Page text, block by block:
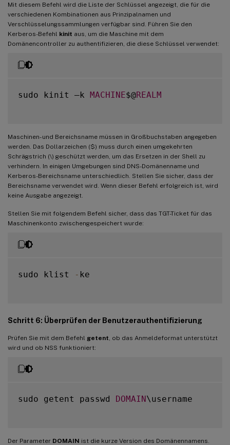
Mit diesem Befehl wird die Liste der Schlüssel angezeigt, die für die
verschiedenen Kombinationen aus Prinzipalnamen und
Verschlüsselungssammlungen verfügbar sind. Führen Sie den
Kerberos-Befehl kinit aus, um die Maschine mit dem
Domänencontroller zu authentifizieren, die diese Schlüssel verwendet:
sudo kinit –k MACHINE$@REALM
Maschinen- und Bereichsname müssen in Großbuchstaben angegeben
werden. Das Dollarzeichen ($) muss durch einen umgekehrten
Schrägstrich (\) geschützt werden, um das Ersetzen in der Shell zu
verhindern. In einigen Umgebungen sind DNS-Domänenname und
Kerberos-Bereichsname unterschiedlich. Stellen Sie sicher, dass der
Bereichsname verwendet wird. Wenn dieser Befehl erfolgreich ist, wird
keine Ausgabe angezeigt.
Stellen Sie mit folgendem Befehl sicher, dass das TGT-Ticket für das
Maschinenkonto zwischengespeichert wurde:
sudo klist - ke
Schritt 6: Überprüfen der Benutzerauthentifizierung
Prüfen Sie mit dem Befehl getent , ob das Anmeldeformat unterstützt
wird und ob NSS funktioniert:
sudo getent passwd DOMAIN\username
Der Parameter DOMAIN ist die kurze Version des Domänennamens.